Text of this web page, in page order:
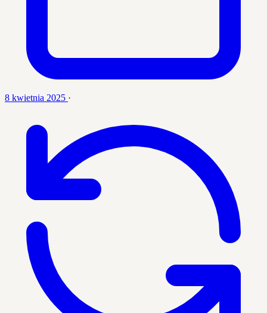
8 kwietnia 2025 ·